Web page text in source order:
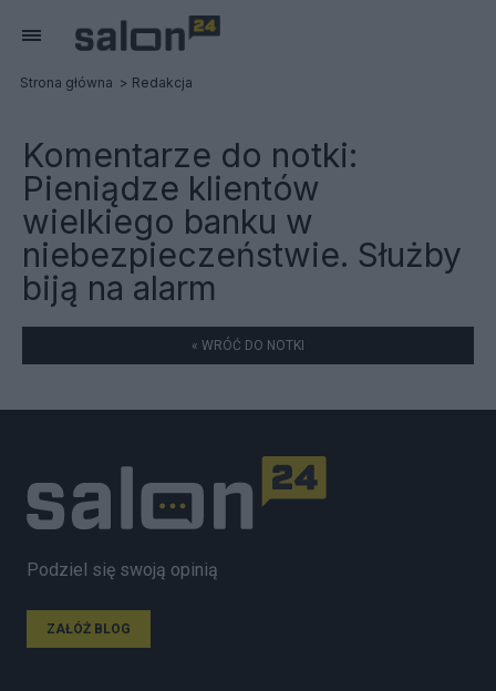
Strona główna Redakcja
Komentarze do notki:
Pieniądze klientów
wielkiego banku w
niebezpieczeństwie. Służby
biją na alarm
« WRÓĆ DO NOTKI
Podziel się swoją opinią
ZAŁÓŻ BLOG